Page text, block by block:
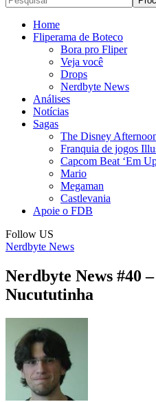
Home
Fliperama de Boteco
Bora pro Fliper
Veja você
Drops
Nerdbyte News
Análises
Notícias
Sagas
The Disney
Franquia de jogos
Capcom Beat ‘Em
Mario
Megaman
Castlevania
Apoie o FDB
Follow US
Nerdbyte News
Nerdbyte News #40
Nucututinha